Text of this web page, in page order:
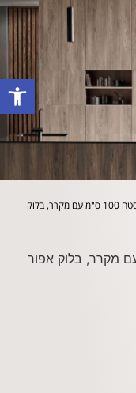
פתח
משטח עבודה נירוסטה 100 ס"מ עם מקרר, בלוק